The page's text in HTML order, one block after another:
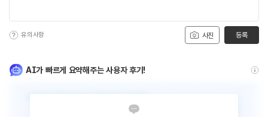
사진
유의사항 등록
AI가 빠르게 요약해주는 사용자 후기!